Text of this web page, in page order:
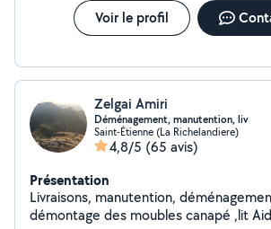
Voir le profil
Zelgai Amiri
Déménagement, manutention, liv
Saint-Étienne (La Richelandiere)
4,8/5 (65 avis)
Présentation
Livraisons, manutention,
démontage des moubles canapé ,lit